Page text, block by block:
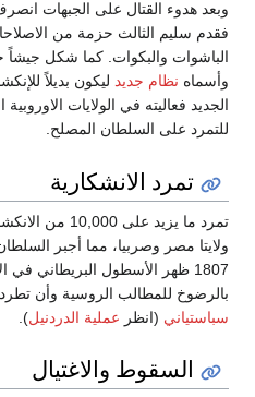
وبعد هدوء القتال على الجبهات
فقدم سليم الثالث حزمة من
الباشوات والبكوات. كما شكل جيشاً
وأسماه نظام جديد ليكون بديلاً
الجديد فعاليته في الولايات الاوروبية
للتمرد على السلطان المصلح.
تمرد الانشكارية
تمرد ما يزيد على 10,000 من الانكشارية في
ولايتا مصر وصربيا، مما أجبر
1807 ظهر الأسطول البريطاني في
بالرضوخ للمطالب الروسية وأن تطرد
سباستياني (انظر عملية الدردنيل).
السقوط والاغتيال